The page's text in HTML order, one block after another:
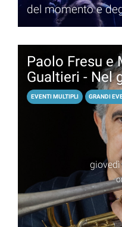
del momento e
Paolo Fresu e
Gualtieri - Nel
EVENTI MULTIPLI GRANDI